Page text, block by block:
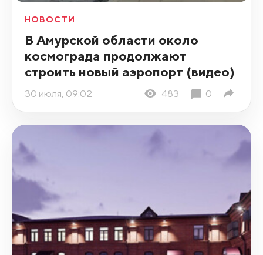
НОВОСТИ
В Амурской области около
космограда продолжают
строить новый аэропорт (видео)
30 июля, 09:02 483 0